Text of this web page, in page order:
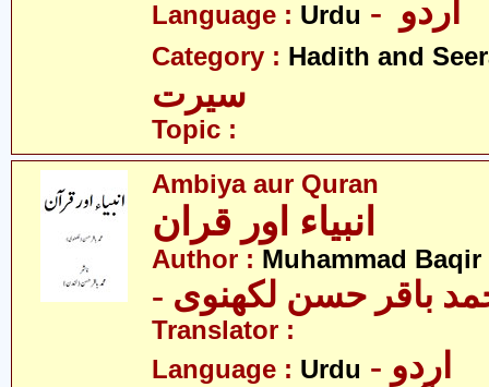
Language : Urdu
Category : Hadith and
سیرت
Topic :
Ambiya aur Quran
انبیاء اور قران
Author : Muhammad
باقر حسن لکھنوی
Translator :
Language : Urdu - اردو